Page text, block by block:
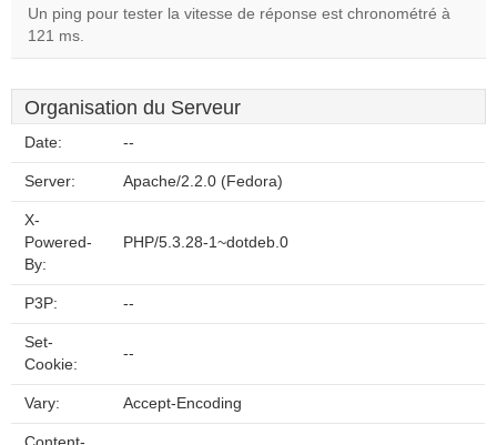
Un ping pour tester la vitesse de réponse est chronométré à
121 ms.
Organisation du Serveur
Date: --
Server: Apache/2.2.0 (Fedora)
X-
Powered-
By:
PHP/5.3.28-1~dotdeb.0
P3P: --
Set-
Cookie:
--
Vary: Accept-Encoding